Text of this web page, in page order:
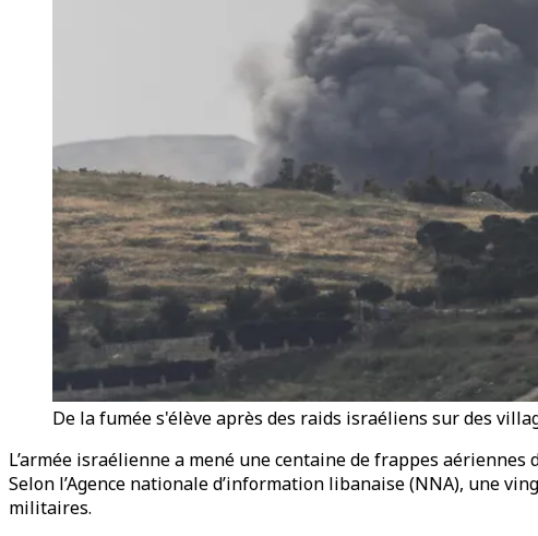
De la fumée s'élève après des raids israéliens sur des
L’armée israélienne a mené une centaine de frappes
Selon l’Agence nationale d’information libanaise (NNA), une
militaires.